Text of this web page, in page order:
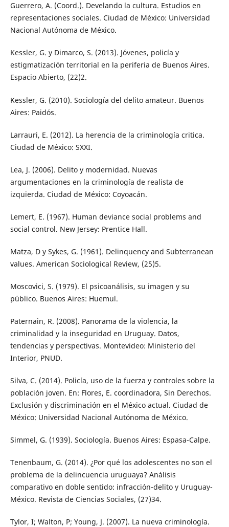
Guerrero, A. (Coord.). Develando la cultura. Estudios en
representaciones sociales. Ciudad de México: Universidad
Nacional Autónoma de México.
Kessler, G. y Dimarco, S. (2013). Jóvenes, policía y
estigmatización territorial en la periferia de Buenos Aires.
Espacio Abierto, (22)2.
Kessler, G. (2010). Sociología del delito amateur. Buenos
Aires: Paidós.
Larrauri, E. (2012). La herencia de la criminología critica.
Ciudad de México: SXXI.
Lea, J. (2006). Delito y modernidad. Nuevas
argumentaciones en la criminología de realista de
izquierda. Ciudad de México: Coyoacán.
Lemert, E. (1967). Human deviance social problems and
social control. New Jersey: Prentice Hall.
Matza, D y Sykes, G. (1961). Delinquency and Subterranean
values. American Sociological Review, (25)5.
Moscovici, S. (1979). El psicoanálisis, su imagen y su
público. Buenos Aires: Huemul.
Paternain, R. (2008). Panorama de la violencia, la
criminalidad y la inseguridad en Uruguay. Datos,
tendencias y perspectivas. Montevideo: Ministerio del
Interior, PNUD.
Silva, C. (2014). Policía, uso de la fuerza y controles sobre la
población joven. En: Flores, E. coordinadora, Sin Derechos.
Exclusión y discriminación en el México actual. Ciudad de
México: Universidad Nacional Autónoma de México.
Simmel, G. (1939). Sociología. Buenos Aires: Espasa-Calpe.
Tenenbaum, G. (2014). ¿Por qué los adolescentes no son el
problema de la delincuencia uruguaya? Análisis
comparativo en doble sentido: infracción-delito y Uruguay-
México. Revista de Ciencias Sociales, (27)34.
Tylor, I; Walton, P; Young, J. (2007). La nueva criminología.